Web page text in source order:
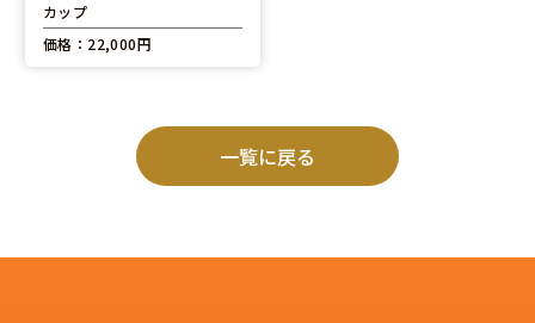
カップ
価格：22,000円
一覧に戻る